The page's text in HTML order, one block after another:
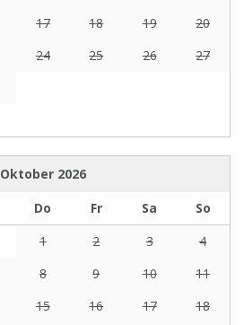
17 18 19
20
24 25 26
27
Oktober 2026
Do Fr Sa
So
1
2 3
4
8 9 10
11
15 16 17
18